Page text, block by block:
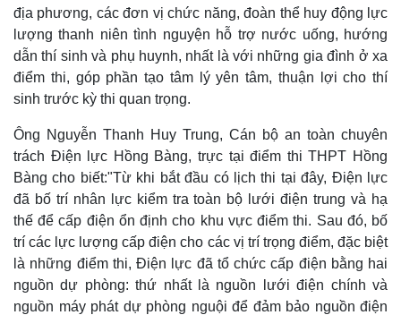
địa phương, các đơn vị chức năng, đoàn thể huy động lực
lượng thanh niên tình nguyện hỗ trợ nước uống, hướng
dẫn thí sinh và phụ huynh, nhất là với những gia đình ở xa
điểm thi, góp phần tạo tâm lý yên tâm, thuận lợi cho thí
sinh trước kỳ thi quan trọng.
Ông Nguyễn Thanh Huy Trung, Cán bộ an toàn chuyên
trách Điện lực Hồng Bàng, trực tại điểm thi THPT Hồng
Bàng cho biết:"Từ khi bắt đầu có lịch thi tại đây, Điện lực
đã bố trí nhân lực kiểm tra toàn bộ lưới điện trung và hạ
thế để cấp điện ổn định cho khu vực điểm thi. Sau đó, bố
trí các lực lượng cấp điện cho các vị trí trọng điểm, đặc biệt
là những điểm thi, Điện lực đã tổ chức cấp điện bằng hai
nguồn dự phòng: thứ nhất là nguồn lưới điện chính và
nguồn máy phát dự phòng nguội để đảm bảo nguồn điện